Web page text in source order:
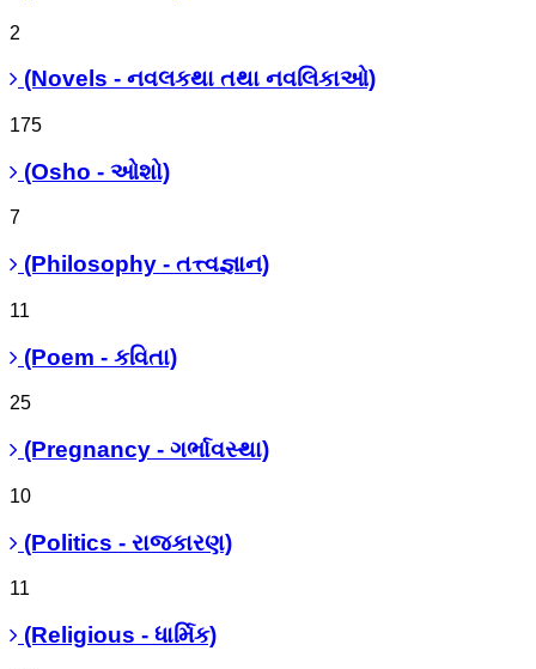
2
(Novels - નવલકથા તથા નવલિકાઓ)
175
(Osho - ઓશો)
7
(Philosophy - તત્ત્વજ્ઞાન)
11
(Poem - કવિતા)
25
(Pregnancy - ગર્ભાવસ્થા)
10
(Politics - રાજકારણ)
11
(Religious - ધાર્મિક)